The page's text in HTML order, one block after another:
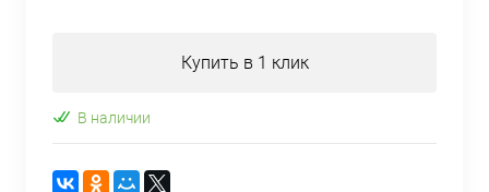
Купить в 1 клик
В наличии